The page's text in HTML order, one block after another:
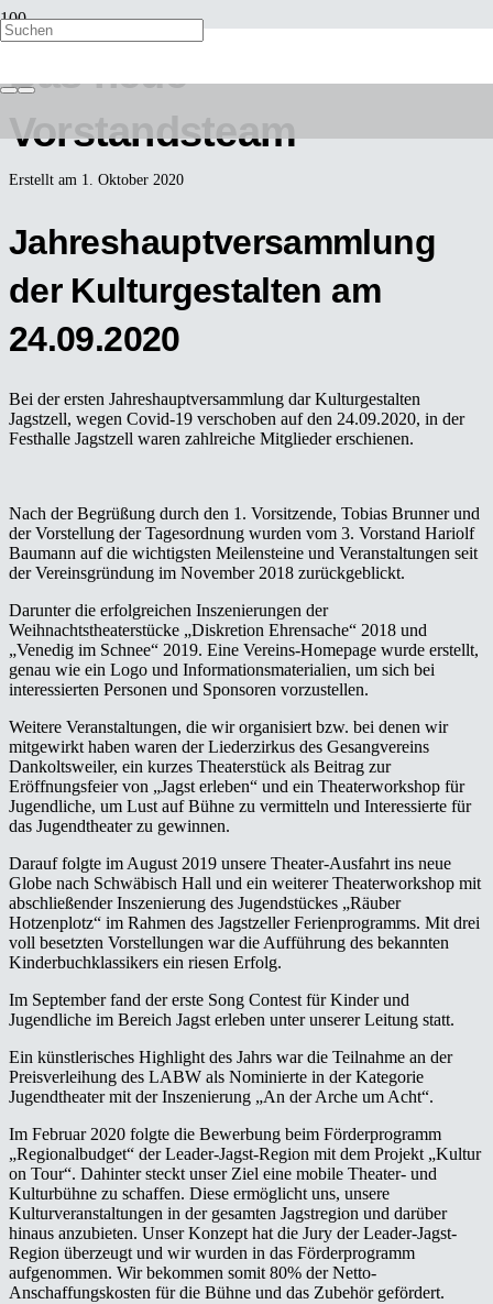
Das neue
Vorstandsteam
Erstellt am 1. Oktober 2020
Jahreshauptversammlung
der Kulturgestalten am
24.09.2020
Bei der ersten Jahreshauptversammlung dar Kulturgestalten
Jagstzell, wegen Covid-19 verschoben auf den 24.09.2020, in der
Festhalle Jagstzell waren zahlreiche Mitglieder erschienen.
Nach der Begrüßung durch den 1. Vorsitzende, Tobias Brunner und
der Vorstellung der Tagesordnung wurden vom 3. Vorstand Hariolf
Baumann auf die wichtigsten Meilensteine und Veranstaltungen seit
der Vereinsgründung im November 2018 zurückgeblickt.
Darunter die erfolgreichen Inszenierungen der
Weihnachtstheaterstücke „Diskretion Ehrensache“ 2018 und
„Venedig im Schnee“ 2019. Eine Vereins-Homepage wurde erstellt,
genau wie ein Logo und Informationsmaterialien, um sich bei
interessierten Personen und Sponsoren vorzustellen.
Weitere Veranstaltungen, die wir organisiert bzw. bei denen wir
mitgewirkt haben waren der Liederzirkus des Gesangvereins
Dankoltsweiler, ein kurzes Theaterstück als Beitrag zur
Eröffnungsfeier von „Jagst erleben“ und ein Theaterworkshop für
Jugendliche, um Lust auf Bühne zu vermitteln und Interessierte für
das Jugendtheater zu gewinnen.
Darauf folgte im August 2019 unsere Theater-Ausfahrt ins neue
Globe nach Schwäbisch Hall und ein weiterer Theaterworkshop mit
abschließender Inszenierung des Jugendstückes „Räuber
Hotzenplotz“ im Rahmen des Jagstzeller Ferienprogramms. Mit drei
voll besetzten Vorstellungen war die Aufführung des bekannten
Kinderbuchklassikers ein riesen Erfolg.
Im September fand der erste Song Contest für Kinder und
Jugendliche im Bereich Jagst erleben unter unserer Leitung statt.
Ein künstlerisches Highlight des Jahrs war die Teilnahme an der
Preisverleihung des LABW als Nominierte in der Kategorie
Jugendtheater mit der Inszenierung „An der Arche um Acht“.
Im Februar 2020 folgte die Bewerbung beim Förderprogramm
„Regionalbudget“ der Leader-Jagst-Region mit dem Projekt „Kultur
on Tour“. Dahinter steckt unser Ziel eine mobile Theater- und
Kulturbühne zu schaffen. Diese ermöglicht uns, unsere
Kulturveranstaltungen in der gesamten Jagstregion und darüber
hinaus anzubieten. Unser Konzept hat die Jury der Leader-Jagst-
Region überzeugt und wir wurden in das Förderprogramm
aufgenommen. Wir bekommen somit 80% der Netto-
Anschaffungskosten für die Bühne und das Zubehör gefördert.